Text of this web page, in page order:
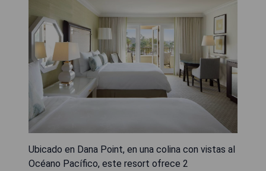
Ubicado en Dana Point, en una colina con vistas al
Océano Pacífico, este resort ofrece 2